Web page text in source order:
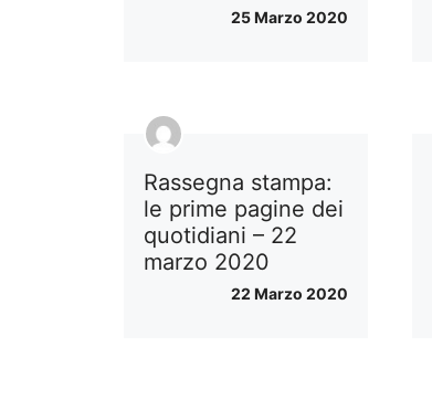
25 Marzo 2020
Rassegna stampa:
le prime pagine dei
quotidiani – 22
marzo 2020
22 Marzo 2020